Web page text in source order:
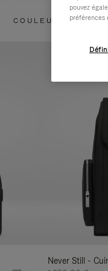
COULEUR
Never Still -
pouvez
préférences